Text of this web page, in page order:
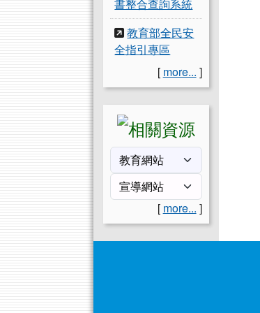
書整合查詢系統
教育部全民安
全指引專區
[ more... ]
[ more... ]